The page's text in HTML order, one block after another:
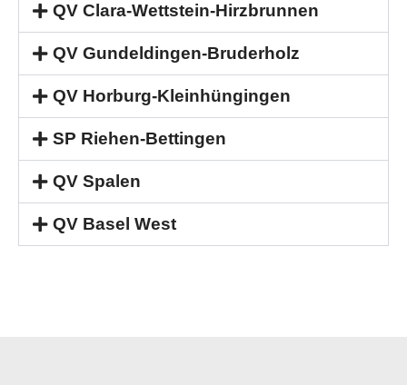
QV Clara-Wettstein-Hirzbrunnen
QV Gundeldingen-Bruderholz
QV Horburg-Kleinhüngingen
SP Riehen-Bettingen
QV Spalen
QV Basel West